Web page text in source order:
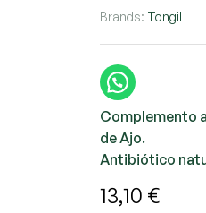
Brands: Tongil
Complemento
de Ajo.
Antibiótico
13,10 €